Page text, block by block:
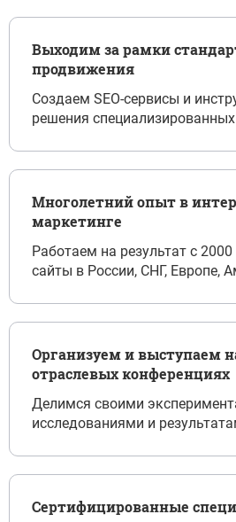
Выходим за рамки
продвижения
Создаем SEO-сервисы и
решения
Многолетний опыт в
маркетинге
Работаем на результат с
сайты в России, СНГ, Европе,
Организуем и выступаем
отраслевых конференциях
Делимся своими
исследованиями и
Сертифицированные